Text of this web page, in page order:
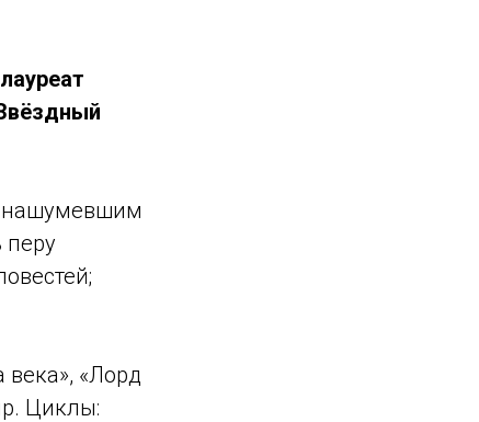
нашумевшим
века», «Лорд
Циклы: